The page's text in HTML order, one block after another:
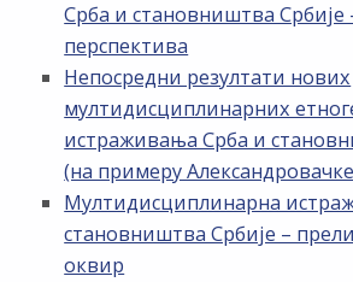
Срба и становништва Србије
перспектива
Непосредни резултати нових
мултидисциплинарних
истраживања Срба и
(на примеру
Мултидисциплинарна
становништва Србије –
оквир